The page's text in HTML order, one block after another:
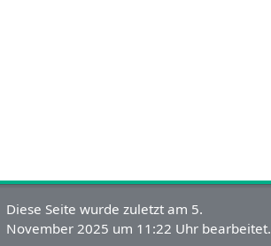
Diese Seite wurde zuletzt am 5.
November 2025 um 11:22 Uhr bearbeitet.